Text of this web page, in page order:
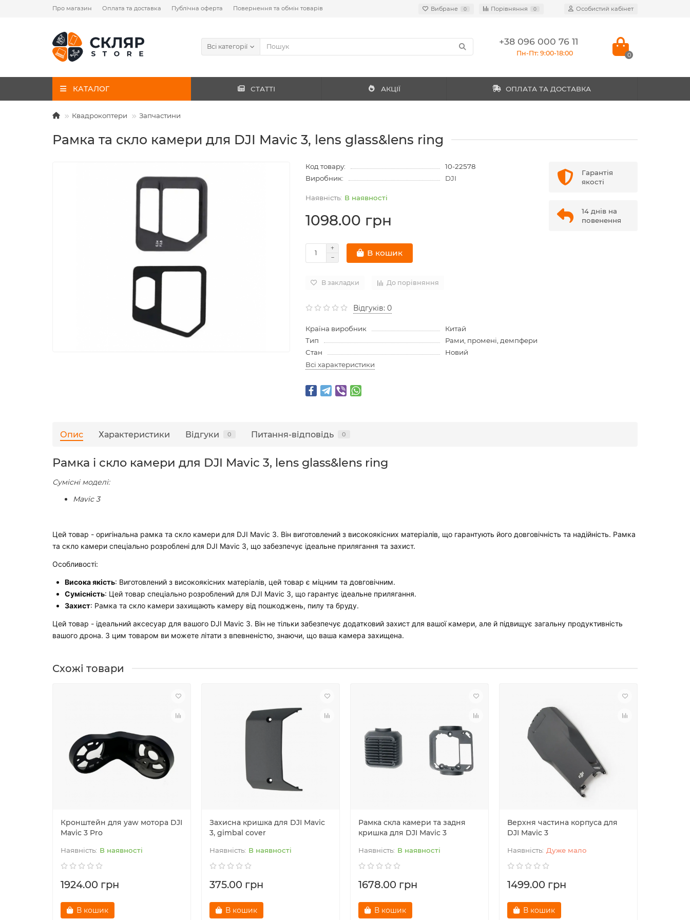
Про магазин Оплата та доставка Публічна оферта Повернення та обмін товарів Вибране 0 Порівняння 0 Особистий кабінет
Всі категорії +38 096 000 76 11
Пн-Пт: 9:00-18:00 0
КАТАЛОГ СТАТТІ АКЦІЇ ОПЛАТА ТА ДОСТАВКА
Квадрокоптери Запчастини
Рамка та скло камери для DJI Mavic 3, lens glass&lens ring
Код товару:
10-22578
Виробник:
DJI
В наявності
1098.00 грн
В кошик
В закладки До порівняння
Відгуків: 0
Країна виробник
Китай
Тип
Рами, промені, демпфери
Стан
Новий
Всі характеристики
Гарантія
якості
14 днів на
повенення
Опис Характеристики Відгуки 0 Питання-відповідь 0
Рамка і скло камери для DJI Mavic 3, lens glass&lens ring
Сумісні моделі:
Mavic 3
Цей товар - оригінальна рамка та скло камери для DJI Mavic 3. Він виготовлений з високоякісних матеріалів, що гарантують його довговічність та надійність. Рамка
та скло камери спеціально розроблені для DJI Mavic 3, що забезпечує ідеальне прилягання та захист.
Особливості:
Висока якість: Виготовлений з високоякісних матеріалів, цей товар є міцним та довговічним.
Сумісність: Цей товар спеціально розроблений для DJI Mavic 3, що гарантує ідеальне прилягання.
Захист: Рамка та скло камери захищають камеру від пошкоджень, пилу та бруду.
Цей товар - ідеальний аксесуар для вашого DJI Mavic 3. Він не тільки забезпечує додатковий захист для вашої камери, але й підвищує загальну продуктивність
вашого дрона. З цим товаром ви можете літати з впевненістю, знаючи, що ваша камера захищена.
Схожі товари
Кронштейн для yaw мотора DJI
Mavic 3 Pro
В наявності
1924.00 грн
В кошик
Захисна кришка для DJI Mavic
3, gimbal cover
В наявності
375.00 грн
В кошик
Рамка скла камери та задня
кришка для DJI Mavic 3
В наявності
1678.00 грн
В кошик
Верхня частина корпуса для
DJI Mavic 3
Дуже мало
1499.00 грн
В кошик